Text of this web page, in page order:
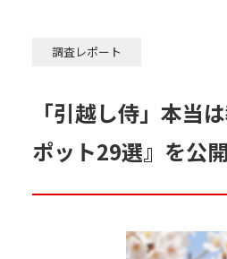
調査レポート
「引越し侍」本当
ポット29選』を公開